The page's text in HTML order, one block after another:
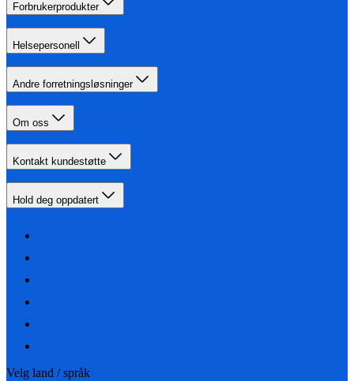
Forbrukerprodukter
Helsepersonell
Andre forretningsløsninger
Om oss
Kontakt kundestøtte
Hold deg oppdatert
Velg land / språk